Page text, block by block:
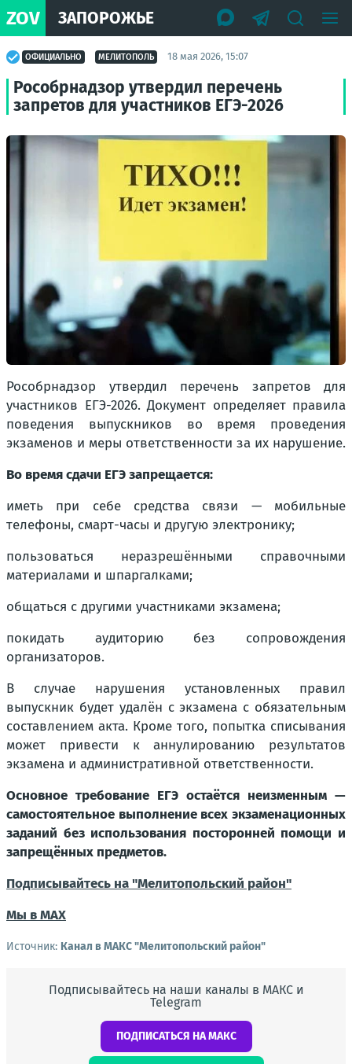
ZOV ЗАПОРОЖЬЕ
ОФИЦИАЛЬНО МЕЛИТОПОЛЬ 18 мая 2026, 15:07
Рособрнадзор утвердил перечень
запретов для участников ЕГЭ-2026
Рособрнадзор утвердил перечень запретов для
участников ЕГЭ-2026. Документ определяет правила
поведения выпускников во время проведения
экзаменов и меры ответственности за их нарушение.
Во время сдачи ЕГЭ запрещается:
иметь при себе средства связи — мобильные
телефоны, смарт-часы и другую электронику;
пользоваться неразрешёнными справочными
материалами и шпаргалками;
общаться с другими участниками экзамена;
покидать аудиторию без сопровождения
организаторов.
В случае нарушения установленных правил
выпускник будет удалён с экзамена с обязательным
составлением акта. Кроме того, попытка списывания
может привести к аннулированию результатов
экзамена и административной ответственности.
Основное требование ЕГЭ остаётся неизменным —
самостоятельное выполнение всех экзаменационных
заданий без использования посторонней помощи и
запрещённых предметов.
Подписывайтесь на "Мелитопольский район"
Мы в МАХ
Источник: Канал в МАКС "Мелитопольский район"
Подписывайтесь на наши каналы в МАКС и
Telegram
ПОДПИСАТЬСЯ НА МАКС